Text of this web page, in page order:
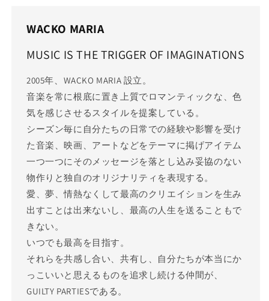
WACKO MARIA
MUSIC IS THE TRIGGER OF IMAGINATIONS
2005年、WACKO MARIA 設立。
音楽を常に根底に置き上質でロマンティックな、色
気を感じさせるスタイルを提案している。
シーズン毎に自分たちの日常での経験や影響を受け
た音楽、映画、アートなどをテーマに掲げアイテム
一つ一つにそのメッセージを落とし込み妥協のない
物作りと独自のオリジナリティを表現する。
愛、夢、情熱なくして最高のクリエイションを生み
出すことは出来ないし、最高の人生を送ることもで
きない。
いつでも最高を目指す。
それらを共感し合い、共有し、自分たちが本当にか
っこいいと思えるものを追求し続ける仲間が、
GUILTY PARTIESである。